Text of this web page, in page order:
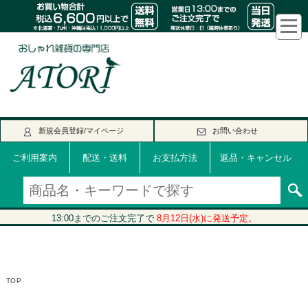
新規会員登録/マイページ お問い合わせ
ご利用案内 配送・送料 お支払方法 返品・キャンセル
TOP